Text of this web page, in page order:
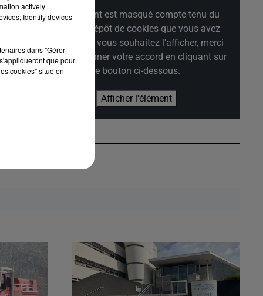
Cet élément est masqué compte-tenu du
refus du dépôt de cookies que vous avez
exprimé. Si vous souhaitez l'afficher, merci
de nous donner votre accord en cliquant sur
le bouton ci-dessous.
Afficher l'élément
actively
Identify devices
dans "Gérer
que pour
cookies" situé en